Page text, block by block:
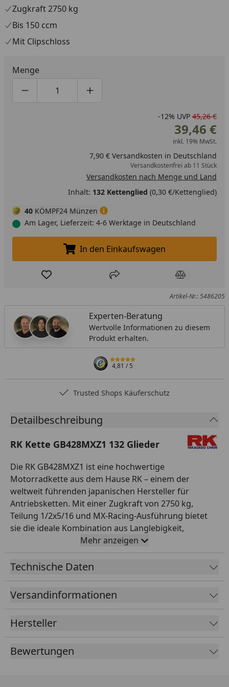
Zugkraft 2750 kg
Bis 150 ccm
Mit Clipschloss
Menge
Produktmenge um eins verringern
Produktmenge manuell eingeben
Produktmenge um eins erhöhen
-12% UVP 45,26 €
39,46 €
inkl. 19% MwSt.
7,90 € Versandkosten in Deutschland
Versandkostenfrei ab 11 Stück
Versandkosten nach Menge und Land
Inhalt: 132 Kettenglied (0,30 €/Kettenglied)
40 KÖMPF24 Münzen
Am Lager, Lieferzeit: 4-6 Werktage in Deutschland
In den Einkaufswagen legen
In den Einkaufswagen
Produkt zur Wunschliste hinzufügen
Teilen Produkt
Artikel-Nr.: 5486205
Experten-Beratung
Wertvolle Informationen zu diesem
Produkt erhalten.
4,81/ 5
Trusted Shops Käuferschutz
Detailbeschreibung
RK Kette GB428MXZ1 132 Glieder
Die RK GB428MXZ1 ist eine hochwertige
Motorradkette aus dem Hause RK – einem der
weltweit führenden japanischen Hersteller für
Antriebsketten. Mit einer Zugkraft von 2750 kg,
Teilung 1/2x5/16 und MX-Racing-Ausführung bietet
sie die ideale Kombination aus Langlebigkeit,
Laufruhe und Sicherheit im Einsatzbereich Offroad
bis 150 ccm. Die robuste MX-Racing-Konstruktion ist
speziell für den harten Offroad-Einsatz mit hoher
mit 132 Gliedern geliefert und ist mit einem
Clipschloss als Verbindungsschloss ausgestattet.
Fertigungsqualität – perfekt für Werkstattprofis und
anspruchsvolle Motorradfahrer, die auf zuverlässige
Originalqualität bei der Antriebskette setzen.
Mehr anzeigen
Technische Daten
Versandinformationen
Hersteller
Bewertungen